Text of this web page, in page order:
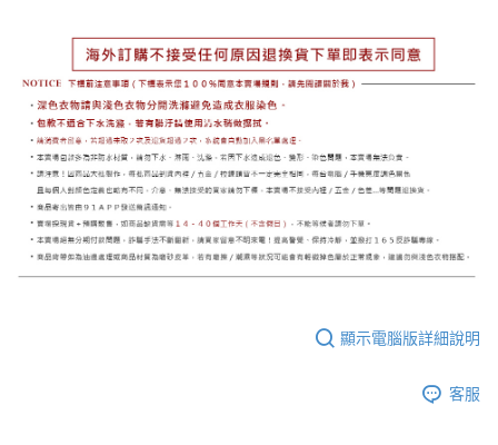
顯示電腦版詳細說明
客服